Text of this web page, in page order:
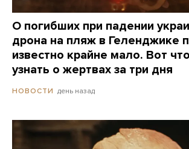
О погибших при падении
дрона на пляж в Геленджике
известно крайне мало. Вот
узнать о жертвах за три дня
НОВОСТИ день назад